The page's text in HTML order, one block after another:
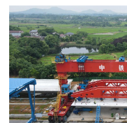
专题
极客圈
经济
城建
科教